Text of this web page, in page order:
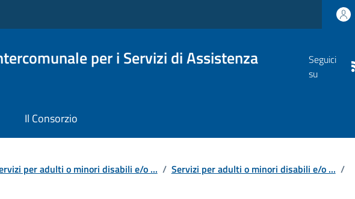
per i Servizi di Assistenza
Seguici
su
Il Consorzio
per adulti o minori disabili e/o ... / Servizi per adulti o minori disabili e/o ... /